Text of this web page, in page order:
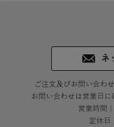
ネ
ご注文及びお問い合わ
お問い合わせは営業日に
営業時間
定休日